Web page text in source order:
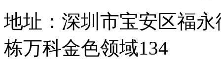
地址：深圳市宝安区福
栋万科金色领域134